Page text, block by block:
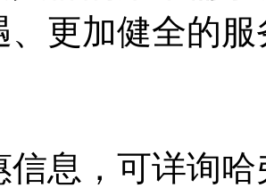
、更加健全的
信息，可详询